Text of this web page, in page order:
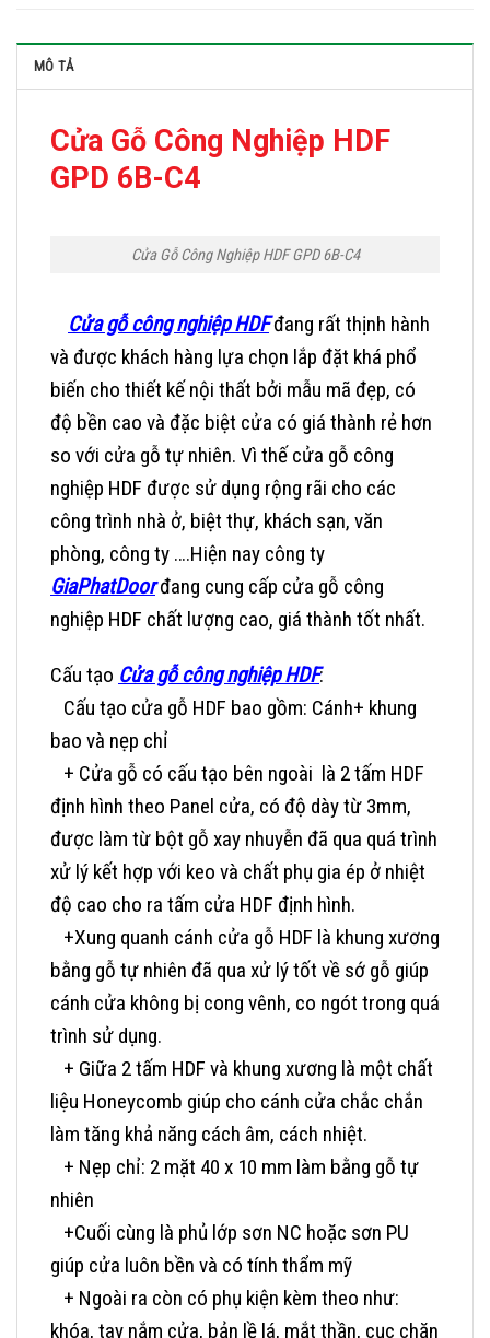
MÔ TẢ
Cửa Gỗ Công Nghiệp HDF
GPD 6B-C4
Cửa Gỗ Công Nghiệp HDF GPD 6B-C4
Cửa gỗ công nghiệp HDFđang rất thịnh hành
và được khách hàng lựa chọn lắp đặt khá phổ
biến cho thiết kế nội thất bởi mẫu mã đẹp, có
độ bền cao và đặc biệt cửa có giá thành rẻ hơn
so với cửa gỗ tự nhiên. Vì thế cửa gỗ công
nghiệp HDF được sử dụng rộng rãi cho các
công trình nhà ở, biệt thự, khách sạn, văn
phòng, công ty ….Hiện nay công ty
GiaPhatDoorđang cung cấp cửa gỗ công
nghiệp HDF chất lượng cao, giá thành tốt nhất.
Cấu tạo Cửa gỗ công nghiệp HDF:
Cấu tạo cửa gỗ HDF bao gồm: Cánh+ khung
bao và nẹp chỉ
+ Cửa gỗ có cấu tạo bên ngoài là 2 tấm HDF
định hình theo Panel cửa, có độ dày từ 3mm,
được làm từ bột gỗ xay nhuyễn đã qua quá trình
xử lý kết hợp với keo và chất phụ gia ép ở nhiệt
độ cao cho ra tấm cửa HDF định hình.
+Xung quanh cánh cửa gỗ HDF là khung xương
bằng gỗ tự nhiên đã qua xử lý tốt về sớ gỗ giúp
cánh cửa không bị cong vênh, co ngót trong quá
trình sử dụng.
+ Giữa 2 tấm HDF và khung xương là một chất
liệu Honeycomb giúp cho cánh cửa chắc chắn
làm tăng khả năng cách âm, cách nhiệt.
+ Nẹp chỉ: 2 mặt 40 x 10 mm làm bằng gỗ tự
nhiên
+Cuối cùng là phủ lớp sơn NC hoặc sơn PU
giúp cửa luôn bền và có tính thẩm mỹ
+ Ngoài ra còn có phụ kiện kèm theo như:
khóa, tay nắm cửa, bản lề lá, mắt thần, cục chặn